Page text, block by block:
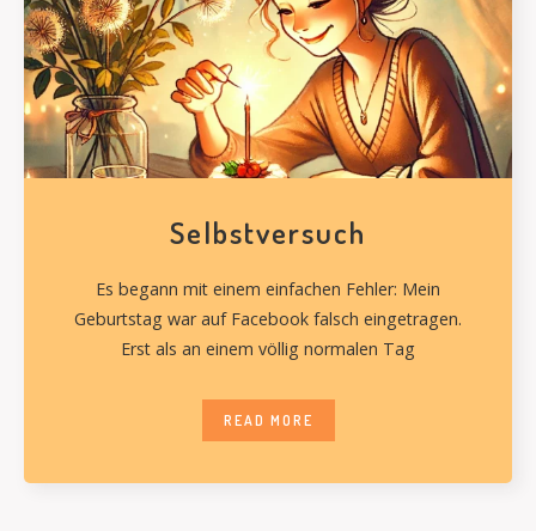
Selbstversuch
Es begann mit einem einfachen Fehler: Mein
Geburtstag war auf Facebook falsch eingetragen.
Erst als an einem völlig normalen Tag
READ MORE